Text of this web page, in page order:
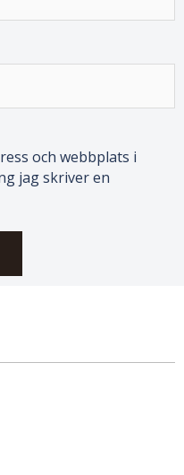
och webbplats i
jag skriver en